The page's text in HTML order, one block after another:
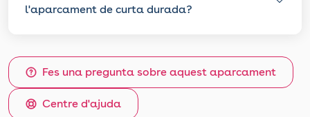
l'aparcament de curta durada?
Fes una pregunta sobre aquest aparcament
Centre d'ajuda